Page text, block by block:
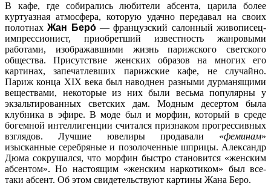
В кафе, где собирались любители абсента, царила более
куртуазная атмосфера, которую удачно передавал на своих
полотнахЖан Беро́— французский салонный живописец-
импрессионист, приобретший известность жанровыми
работами, изображавшими жизнь парижского светского
общества. Присутствие женских образов на многих его
картинах, запечатлевших парижские кафе, не случайно.
Париж конца XIX века был наводнен разными дурманящими
веществами, некоторые из них были весьма популярны у
экзальтированных светских дам. Модным десертом была
клубника в эфире. В моде был и морфин, который в среде
богемной интеллигенции считался признаком прогрессивных
взглядов. Лучшие ювелиры продавали «феминам»
изысканные серебряные и позолоченные шприцы. Александр
Дюма сокрушался, что морфин быстро становится «женским
абсентом». Но настоящим «женским наркотиком» был все-
таки абсент. Об этом свидетельствуют картины Жана Беро.